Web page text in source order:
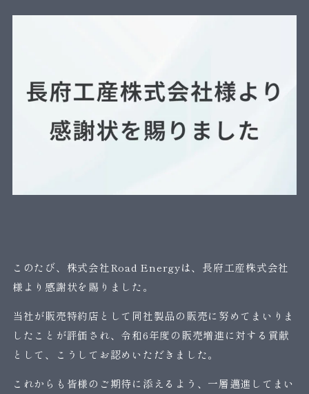
このたび、株式会社Road Energyは、長府工産株式会社
様より感謝状を賜りました。
当社が販売特約店として同社製品の販売に努めてまいりま
したことが評価され、令和6年度の販売増進に対する貢献
として、こうしてお認めいただきました。
これからも皆様のご期待に添えるよう、一層邁進してまい